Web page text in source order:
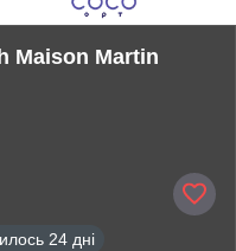
Maison Martin
24 дні